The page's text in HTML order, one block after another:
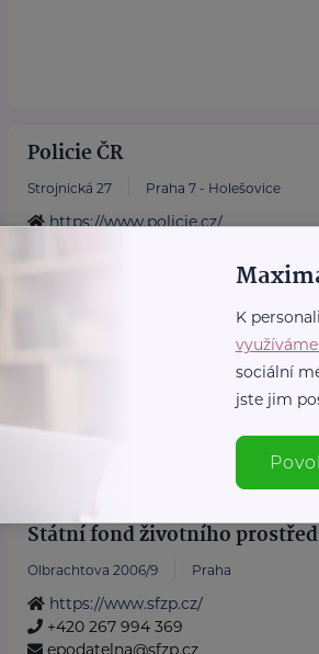
Policie ČR
Strojnická 27 Praha 7 - Holešovice
https://www.policie.cz/
Státní fond životního
Olbrachtova 2006/9 Praha
https://www.sfzp.cz/
+420 267 994 369
epodatelna@sfzp.cz
K
sociální
jste jim